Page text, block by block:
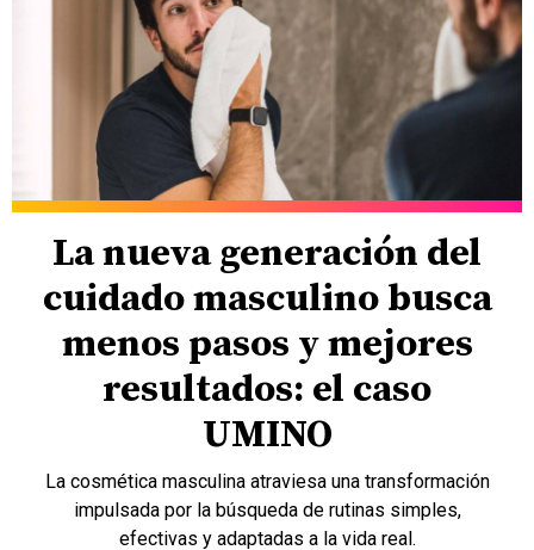
La nueva generación del
cuidado masculino busca
menos pasos y mejores
resultados: el caso
UMINO
La cosmética masculina atraviesa una transformación
impulsada por la búsqueda de rutinas simples,
efectivas y adaptadas a la vida real.